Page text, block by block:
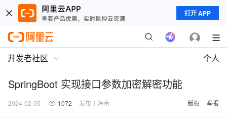
打开 APP
开发者社区 个人
SpringBoot 实现接口参数加密解密功能
2024-02-05 1072 发布于海南 版权 举报